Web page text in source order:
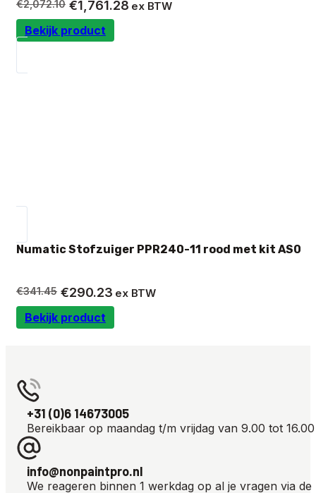
€2,072.10
Oorspronkelijke
prijs
was:
€1,761.28
Huidige
prijs
is:
ex BTW
Bekijk product
Numatic Stofzuiger PPR240-11 rood met kit AS0
€341.45
Oorspronkelijke
prijs
was:
€290.23
Huidige
prijs
is:
ex BTW
Bekijk product
+31 (0)6 14673005
Bereikbaar op maandag t/m vrijdag van 9.00 tot
info@nonpaintpro.nl
We reageren binnen 1 werkdag op al je vragen via de